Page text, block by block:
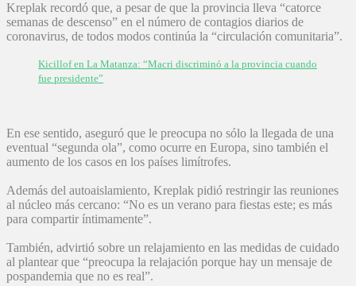
Kreplak recordó que, a pesar de que la provincia lleva “catorce
semanas de descenso” en el número de contagios diarios de
coronavirus, de todos modos continúa la “circulación comunitaria”.
Kicillof en La Matanza: “Macri discriminó a la provincia cuando
fue presidente”
En ese sentido, aseguró que le preocupa no sólo la llegada de una
eventual “segunda ola”, como ocurre en Europa, sino también el
aumento de los casos en los países limítrofes.
Además del autoaislamiento, Kreplak pidió restringir las reuniones
al núcleo más cercano: “No es un verano para fiestas este; es más
para compartir íntimamente”.
También, advirtió sobre un relajamiento en las medidas de cuidado
al plantear que “preocupa la relajación porque hay un mensaje de
pospandemia que no es real”.